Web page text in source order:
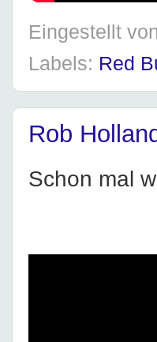
Eingestellt
Labels: Red
Rob
Schon mal